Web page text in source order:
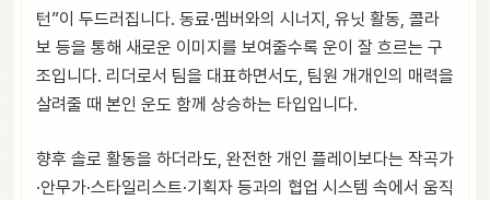
턴”이 두드러집니다. 동료·멤버와의 시너지, 유닛 활동, 콜라
보 등을 통해 새로운 이미지를 보여줄수록 운이 잘 흐르는 구
조입니다. 리더로서 팀을 대표하면서도, 팀원 개개인의 매력을
살려줄 때 본인 운도 함께 상승하는 타입입니다.
향후 솔로 활동을 하더라도, 완전한 개인 플레이보다는 작곡가
·안무가·스타일리스트·기획자 등과의 협업 시스템 속에서 움직